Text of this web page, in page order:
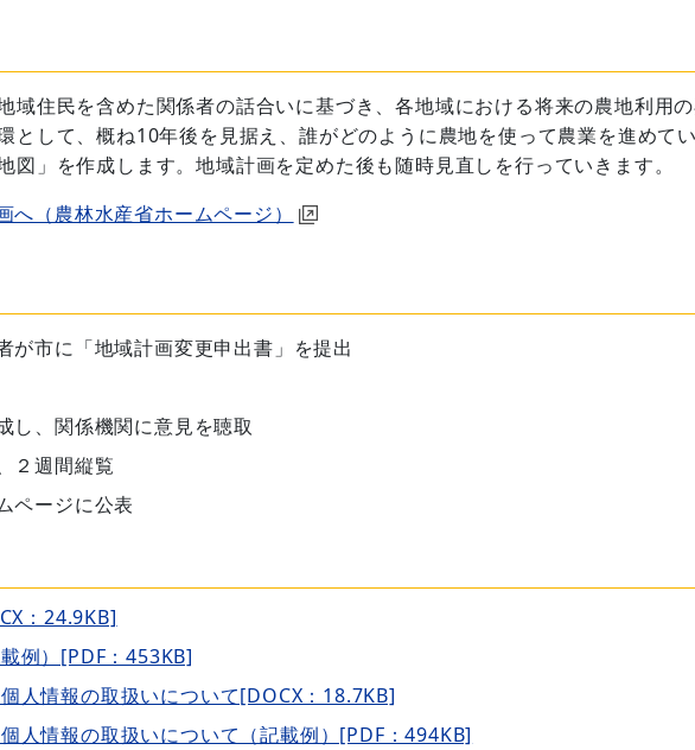
域住民を含めた関係者の話合いに基づき、各地域における将来の農地利用
として、概ね10年後を見据え、誰がどのように農地を使って農業を進めて
図」を作成します。地域計画を定めた後も随時見直しを行っていきます。
（農林水産省ホームページ）
が市に「地域計画変更申出書」を提出
し、関係機関に意見を聴取
２週間縦覧
ページに公表
：24.9KB]
例）[PDF：453KB]
人情報の取扱いについて[DOCX：18.7KB]
人情報の取扱いについて（記載例）[PDF：494KB]